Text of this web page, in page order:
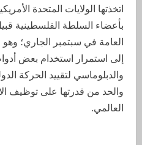
اتخذتها الولايات المتحدة
بأعضاء السلطة الفلسطينية
العامة في سبتمبر الجاري؛
إلى استمرار استخدام بعض
والدبلوماسي لتقييد الحركة
والحد من قدرتها على توظيف
العالمي.